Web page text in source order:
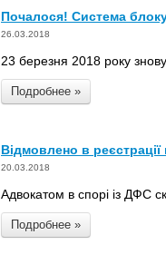
Почалося! Система
26.03.2018
23 березня 2018 року
Подробнее »
Відмовлено в
20.03.2018
Адвокатом в спорі із ДФС
Подробнее »